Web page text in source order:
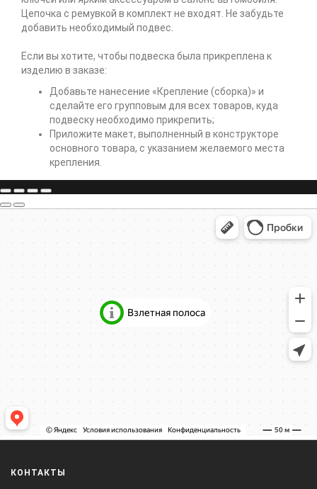
Цепочка с ремувкой в комплект не входят. Не забудьте
добавить необходимый подвес.
Если вы хотите, чтобы подвеска была прикреплена к
изделию в заказе:
Добавьте нанесение «Крепление (сборка)» и
сделайте его групповым для всех товаров, куда
подвеску необходимо прикрепить;
Приложите макет, выполненный в конструкторе
основного товара, с указанием желаемого места
крепления.
КОНТАКТЫ